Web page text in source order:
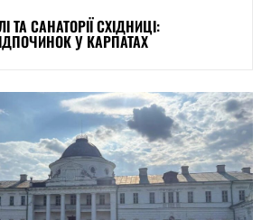
ТА САНАТОРІЇ СХІДНИЦІ:
У КАРПАТАХ